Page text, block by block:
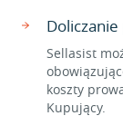
Sellasist
koszty
Kupujący.